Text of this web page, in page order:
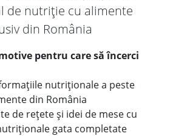
de nutriție cu alimente
din România
pentru care să încerci
nutriționale a peste
din România
de rețete și idei de mese cu
gata completate